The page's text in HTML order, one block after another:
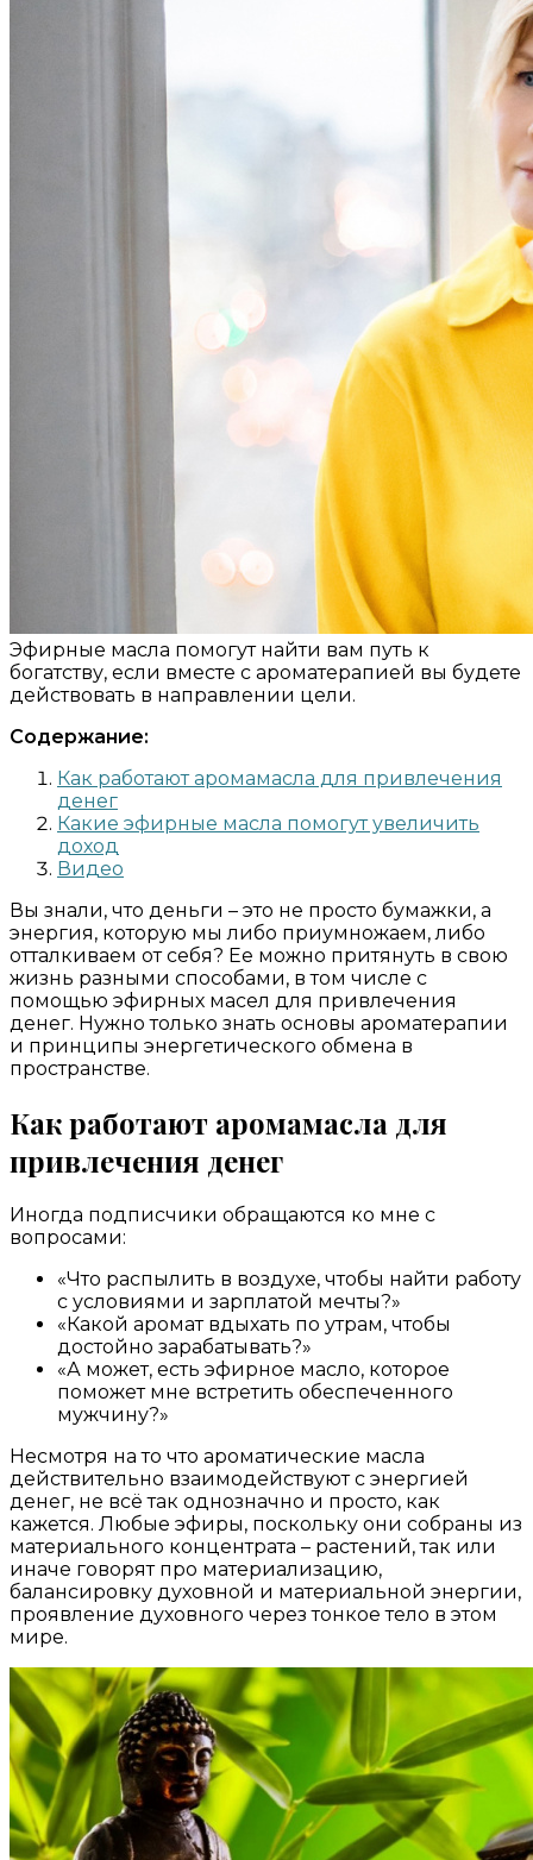
Эфирные масла помогут найти вам путь к
богатству, если вместе с ароматерапией вы будете
действовать в направлении цели.
Содержание:
Как работают аромамасла для привлечения
денег
Какие эфирные масла помогут увеличить
доход
Видео
Вы знали, что деньги – это не просто бумажки, а
энергия, которую мы либо приумножаем, либо
отталкиваем от себя? Ее можно притянуть в свою
жизнь разными способами, в том числе с
помощью эфирных масел для привлечения
денег. Нужно только знать основы ароматерапии
и принципы энергетического обмена в
пространстве.
Как работают аромамасла для
привлечения денег
Иногда подписчики обращаются ко мне с
вопросами:
«Что распылить в воздухе, чтобы найти работу
с условиями и зарплатой мечты?»
«Какой аромат вдыхать по утрам, чтобы
достойно зарабатывать?»
«А может, есть эфирное масло, которое
поможет мне встретить обеспеченного
мужчину?»
Несмотря на то что ароматические масла
действительно взаимодействуют с энергией
денег, не всё так однозначно и просто, как
кажется. Любые эфиры, поскольку они собраны из
материального концентрата – растений, так или
иначе говорят про материализацию,
балансировку духовной и материальной энергии,
проявление духовного через тонкое тело в этом
мире.